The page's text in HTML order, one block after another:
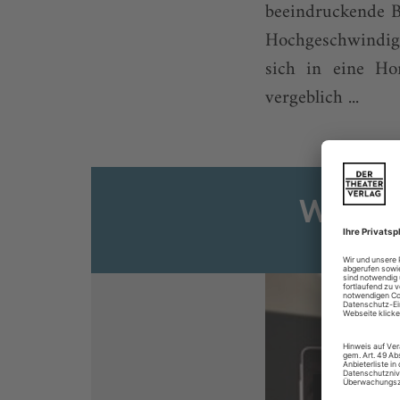
beeindruckende
sich in eine
vergeblich ...